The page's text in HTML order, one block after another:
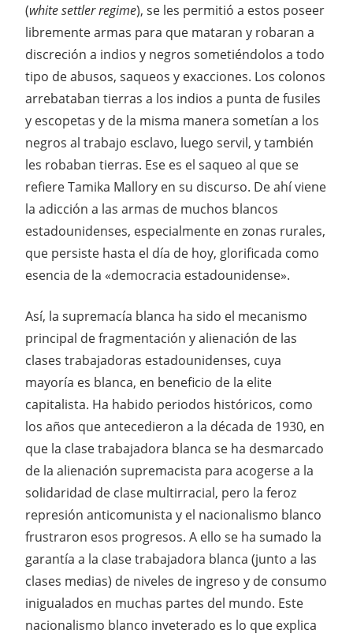
(white settler regime), se les permitió a estos poseer
libremente armas para que mataran y robaran a
discreción a indios y negros sometiéndolos a todo
tipo de abusos, saqueos y exacciones. Los colonos
arrebataban tierras a los indios a punta de fusiles
y escopetas y de la misma manera sometían a los
negros al trabajo esclavo, luego servil, y también
les robaban tierras. Ese es el saqueo al que se
refiere Tamika Mallory en su discurso. De ahí viene
la adicción a las armas de muchos blancos
estadounidenses, especialmente en zonas rurales,
que persiste hasta el día de hoy, glorificada como
esencia de la «democracia estadounidense».
Así, la supremacía blanca ha sido el mecanismo
principal de fragmentación y alienación de las
clases trabajadoras estadounidenses, cuya
mayoría es blanca, en beneficio de la elite
capitalista. Ha habido periodos históricos, como
los años que antecedieron a la década de 1930, en
que la clase trabajadora blanca se ha desmarcado
de la alienación supremacista para acogerse a la
solidaridad de clase multirracial, pero la feroz
represión anticomunista y el nacionalismo blanco
frustraron esos progresos. A ello se ha sumado la
garantía a la clase trabajadora blanca (junto a las
clases medias) de niveles de ingreso y de consumo
inigualados en muchas partes del mundo. Este
nacionalismo blanco inveterado es lo que explica